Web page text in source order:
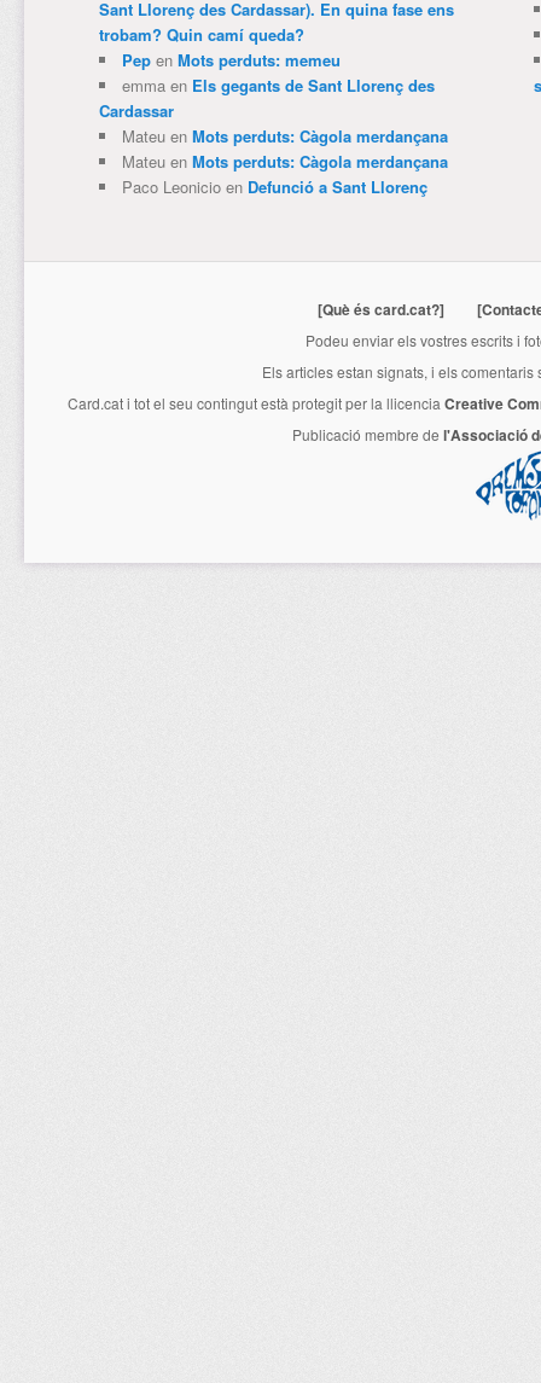
Sant Llorenç des Cardassar). En quina fase ens
trobam? Quin camí queda?
Pepen Mots perduts: memeu
emmaen Els gegants de Sant Llorenç des
Cardassar
Mateuen Mots perduts: Càgola merdançana
Mateuen Mots perduts: Càgola merdançana
Paco Leonicioen Defunció a Sant Llorenç
[Què és card.cat?]
Podeu enviar els vostres escrits i
Els articles estan signats, i els
Card.cati tot el seu contingut està protegit per la llicencia Creative
Publicació membre de l'Associació